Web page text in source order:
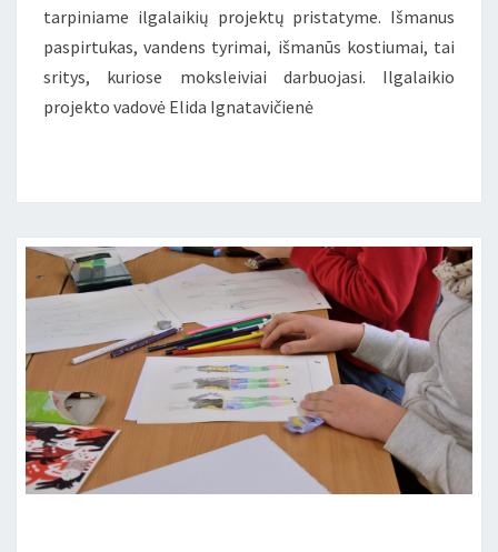
tarpiniame ilgalaikių projektų pristatyme. Išmanus
paspirtukas, vandens tyrimai, išmanūs kostiumai, tai
sritys, kuriose moksleiviai darbuojasi. Ilgalaikio
projekto vadovė Elida Ignatavičienė